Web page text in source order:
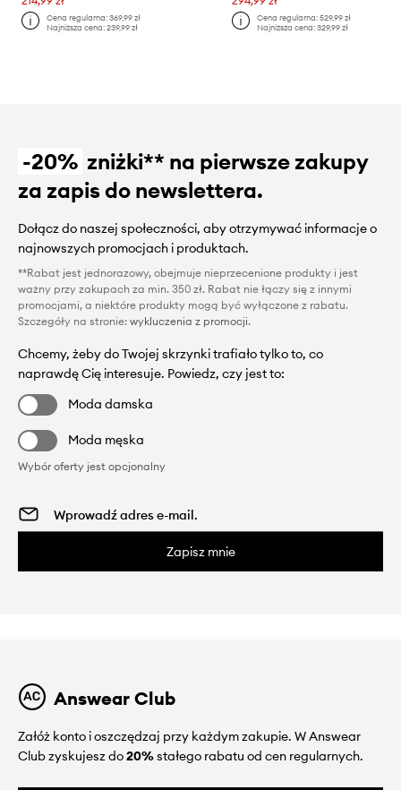
Cena regularna:369,99 zł
Najniższa cena:239,99 zł
Cena regularna: 529,99 zł
Najniższa cena: 329,99 zł
-20% zniżki** na pierwsze zakupy
za zapis do newslettera.
Dołącz do naszej społeczności, aby otrzymywać informacje o
najnowszych promocjach i produktach.
**Rabat jest jednorazowy, obejmuje nieprzecenione produkty i jest
ważny przy zakupach za min. 350 zł. Rabat nie łączy się z innymi
promocjami, a niektóre produkty mogą być wyłączone z rabatu.
Szczegóły na stronie: wykluczenia z promocji.
Chcemy, żeby do Twojej skrzynki trafiało tylko to, co
naprawdę Cię interesuje. Powiedz, czy jest to:
Moda damska
Moda męska
Wybór oferty jest opcjonalny
Zapisz mnie
Answear Club
Załóż konto i oszczędzaj przy każdym zakupie. W Answear
Club zyskujesz do20%stałego rabatu od cen regularnych.